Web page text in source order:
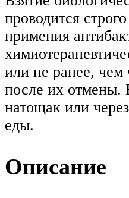
проводится
примения
или не ранее, чем
после их отмены.
натощак или
еды.
Описание